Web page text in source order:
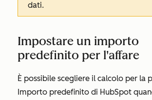
dati.
Impostare un importo
predefinito per l'affare
È possibile scegliere il calcolo per la
Importo predefinito di HubSpot